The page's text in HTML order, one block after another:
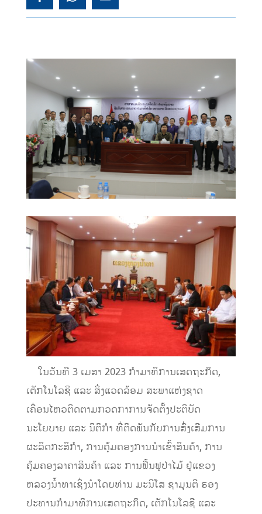
ໃນວັນທີ 3 ເມສາ 2023 ກໍາມາທິການເສດຖະກິດ,
ເຕັກໂນໂລຊີ ແລະ ສິ່ງແວດລ້ອມ ສະພາແຫ່ງຊາດ
ເຄື່ອນໄຫວຕິດຕາມກວດກາການຈັດຕັ້ງປະຕິບັດ
ນະໂຍບາຍ ແລະ ນິຕິກຳ ທີ່ຕິດພັນກັບການສົ່ງເສີມການ
ຜະລິດກະສິກຳ, ການຄຸ້ມຄອງການນໍາເຂົ້າສິນຄ້າ, ການ
ຄຸ້ມຄອງລາຄາສິນຄ້າ ແລະ ການຟື້ນຟູປ່າໄມ້ ຢູ່ແຂວງ
ຫລວງນໍ້າທາເຊິ່ງນໍາໂດຍທ່ານ ມະນີໂສ ຊາມຸນຕີ ຮອງ
ປະທານກຳມາທິການເສດຖະກິດ, ເຕັກໂນໂລຊີ ແລະ